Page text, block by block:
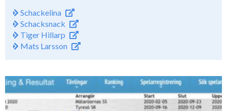
Schackelina
Schacksnack
Tiger Hillarp
Mats Larsson